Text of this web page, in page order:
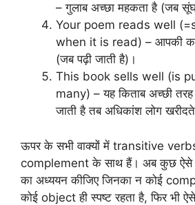
– गुलाब अच्छा महकता है (जब
Your poem reads well
when it is read) – आपकी
(जब पढ़ी जाती है)।
This book sells well (is
many) – यह किताब अच्छी
जाती है तब अधिकांश लोग
ऊपर के सभी वाक्यों में transitive
complement के साथ हैं। अब कुछ
का अध्ययन कीजिए जिनका न कोई
कोई object ही स्पष्ट रहता है, फिर भी